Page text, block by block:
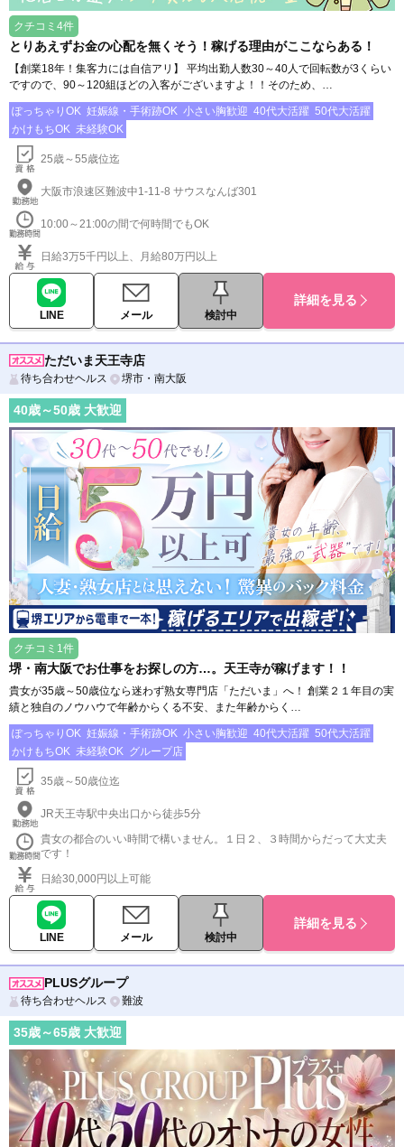
クチコミ4件
とりあえずお金の心配を無くそう！稼げる理由がここならある！
【創業18年！集客力には自信アリ】 平均出勤人数30～40人で回転数が3くらい
ですので、90～120組ほどの入客がございますよ！！そのため、…
ぽっちゃりOK 妊娠線・手術跡OK 小さい胸歓迎 40代大活躍 50代大活躍
かけもちOK 未経験OK
25歳～55歳位迄
大阪市浪速区難波中1-11-8 サウスなんば301
10:00～21:00の間で何時間でもOK
日給3万5千円以上、月給80万円以上
LINE メール 検討中
詳細を見る
ただいま天王寺店
待ち合わせヘルス 堺市・南大阪
40歳～50歳 大歓迎
クチコミ1件
堺・南大阪でお仕事をお探しの方…。天王寺が稼げます！！
貴女が35歳～50歳位なら迷わず熟女専門店「ただいま」へ！ 創業２１年目の実
績と独自のノウハウで年齢からくる不安、また年齢からく…
ぽっちゃりOK 妊娠線・手術跡OK 小さい胸歓迎 40代大活躍 50代大活躍
かけもちOK 未経験OK グループ店
35歳～50歳位迄
JR天王寺駅中央出口から徒歩5分
貴女の都合のいい時間で構いません。１日２、３時間からだって大丈夫
です！
日給30,000円以上可能
LINE メール 検討中
詳細を見る
PLUSグループ
待ち合わせヘルス 難波
35歳～65歳 大歓迎